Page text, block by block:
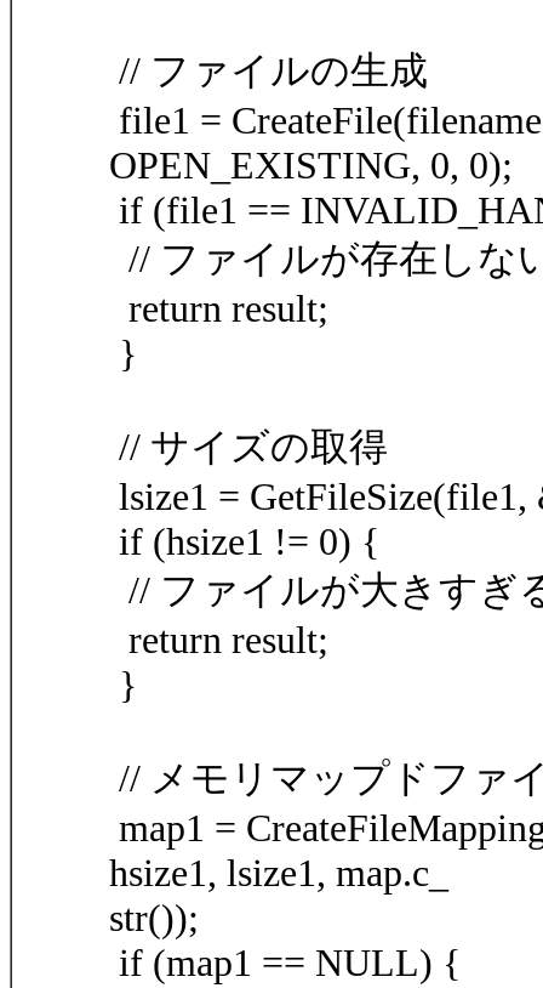
// ファイルの生成
file1 =
OPEN_EXISTING, 0, 0);
if (file1 ==
// ファイルが存在しな
return result;
}
// サイズの取得
lsize1 = GetFileSize(file1,
if (hsize1 != 0) {
// ファイルが大きすぎ
return result;
}
// メモリマップドファ
map1 =
hsize1, lsize1, map.c_
str());
if (map1 == NULL) {